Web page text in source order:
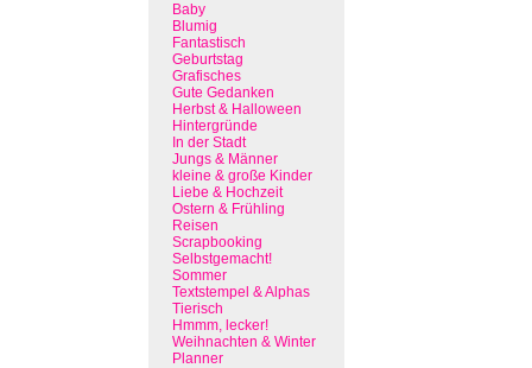
Baby
Blumig
Fantastisch
Geburtstag
Grafisches
Gute Gedanken
Herbst & Halloween
Hintergründe
In der Stadt
Jungs & Männer
kleine & große Kinder
Liebe & Hochzeit
Ostern & Frühling
Reisen
Scrapbooking
Selbstgemacht!
Sommer
Textstempel & Alphas
Tierisch
Hmmm, lecker!
Weihnachten & Winter
Planner